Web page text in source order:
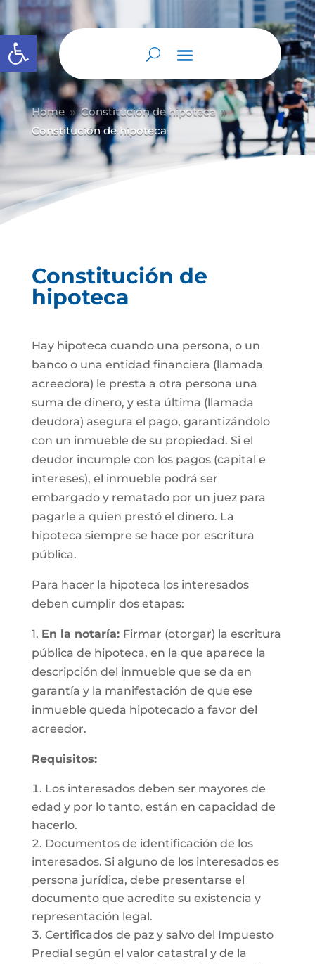
Abrir barra de herramientas
Home 9 Constitución de hipoteca 9
Constitución de hipoteca
Constitución de
hipoteca
Hay hipoteca cuando una persona, o un
banco o una entidad financiera (llamada
acreedora) le presta a otra persona una
suma de dinero, y esta última (llamada
deudora) asegura el pago, garantizándolo
con un inmueble de su propiedad. Si el
deudor incumple con los pagos (capital e
intereses), el inmueble podrá ser
embargado y rematado por un juez para
pagarle a quien prestó el dinero. La
hipoteca siempre se hace por escritura
pública.
Para hacer la hipoteca los interesados
deben cumplir dos etapas:
1. En la notaría: Firmar (otorgar) la escritura
pública de hipoteca, en la que aparece la
descripción del inmueble que se da en
garantía y la manifestación de que ese
inmueble queda hipotecado a favor del
acreedor.
Requisitos:
Los interesados deben ser mayores de
edad y por lo tanto, están en capacidad de
hacerlo.
Documentos de identificación de los
interesados. Si alguno de los interesados es
persona jurídica, debe presentarse el
documento que acredite su existencia y
representación legal.
Certificados de paz y salvo del Impuesto
Predial según el valor catastral y de la